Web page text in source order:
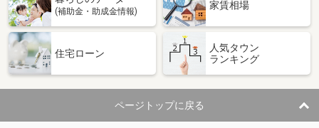
(補助金・助成金情報)
家賃相場
住宅ローン
人気タウン
ランキング
ページトップに戻る